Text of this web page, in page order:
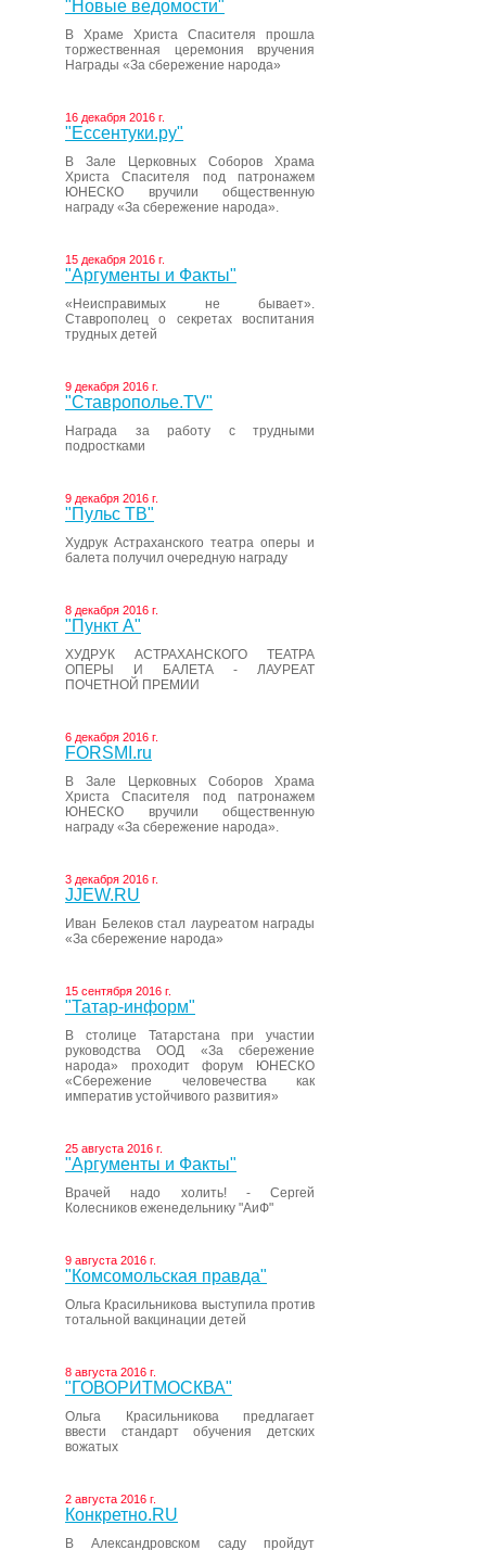
"Новые ведомости"
В Храме Христа Спасителя прошла
торжественная церемония вручения
Награды «За сбережение народа»
16 декабря 2016 г.
"Ессентуки.ру"
В Зале Церковных Соборов Храма
Христа Спасителя под патронажем
ЮНЕСКО вручили общественную
награду «За сбережение народа».
15 декабря 2016 г.
"Аргументы и Факты"
«Неисправимых не бывает».
Ставрополец о секретах воспитания
трудных детей
9 декабря 2016 г.
"Ставрополье.TV"
Награда за работу с трудными
подростками
9 декабря 2016 г.
"Пульс ТВ"
Худрук Астраханского театра оперы и
балета получил очередную награду
8 декабря 2016 г.
"Пункт А"
ХУДРУК АСТРАХАНСКОГО ТЕАТРА
ОПЕРЫ И БАЛЕТА - ЛАУРЕАТ
ПОЧЕТНОЙ ПРЕМИИ
6 декабря 2016 г.
FORSMI.ru
В Зале Церковных Соборов Храма
Христа Спасителя под патронажем
ЮНЕСКО вручили общественную
награду «За сбережение народа».
3 декабря 2016 г.
JJEW.RU
Иван Белеков стал лауреатом награды
«За сбережение народа»
15 сентября 2016 г.
"Татар-информ"
В столице Татарстана при участии
руководства ООД «За сбережение
народа» проходит форум ЮНЕСКО
«Сбережение человечества как
императив устойчивого развития»
25 августа 2016 г.
"Аргументы и Факты"
Врачей надо холить! - Сергей
Колесников еженедельнику "АиФ"
9 августа 2016 г.
"Комсомольская правда"
Ольга Красильникова выступила против
тотальной вакцинации детей
8 августа 2016 г.
"ГОВОРИТМОСКВА"
Ольга Красильникова предлагает
ввести стандарт обучения детских
вожатых
2 августа 2016 г.
Конкретно.RU
В Александровском саду пройдут